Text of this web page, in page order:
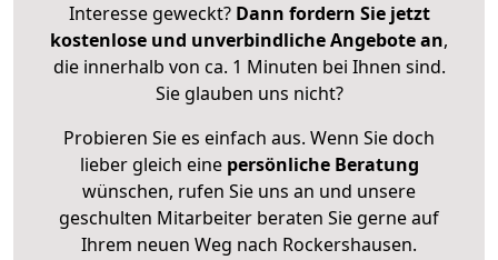
Interesse geweckt? Dann fordern Sie jetzt
kostenlose und unverbindliche Angebote an,
die innerhalb von ca. 1 Minuten bei Ihnen sind.
Sie glauben uns nicht?
Probieren Sie es einfach aus. Wenn Sie doch
lieber gleich eine persönliche Beratung
wünschen, rufen Sie uns an und unsere
geschulten Mitarbeiter beraten Sie gerne auf
Ihrem neuen Weg nach Rockershausen.